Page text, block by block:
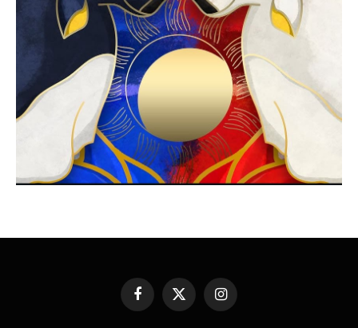
Facebook
X
Instagram